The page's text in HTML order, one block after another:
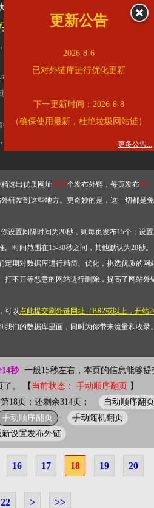
擎优化作弊吗？ 超级外链只是一个简便而集成
不是作弊。如果是作弊，那您可以使用超级外
链接可行吗？
接，您可以到站长论坛发布外链，到友情链接
级外链不同于普通的外链，它是动态的链接，
能获得稳定的外链
，最终使搜索引擎收录带
选出优质网址3317个发布外链，每页发布10
链发到这些地方。更奇妙的是，这一切都是免
设置间隔时间为20秒，则每页发布15个；设置
。时间范围在15-30秒之间，其他默认为20秒
定期对数据库进行精简、优化，挑选优质的网
打不开等恶意的网站进行删除，提高了网站外
可以点此提交刷外链网址（BR2或以上，开站
我们的数据库里面，同时为你带来流量和收录
秒
一般15秒左右，本页的信息能够提
了。 【 当前状态： 手动顺序翻页 】
18页；还剩余314页；
自动顺序翻页
手动顺序翻页
手动随机翻页
新设置发布外链
16 17 18 19 20
22 > >>
幅提升流量和外链，
查看展示页面
是否收录
更新公告
2026-8-6
已对外链库进行优化更新
下一更新时间：2026-8-8
（确保使用最新，杜绝垃圾网站链）
更多公告...